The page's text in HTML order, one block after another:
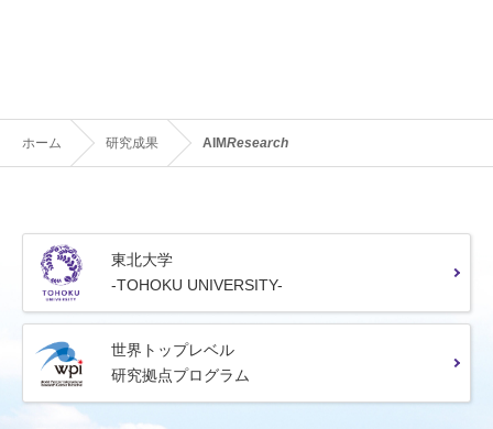
ホーム 研究成果 AIMResearch
東北大学
-TOHOKU UNIVERSITY-
世界トップレベル
研究拠点プログラム